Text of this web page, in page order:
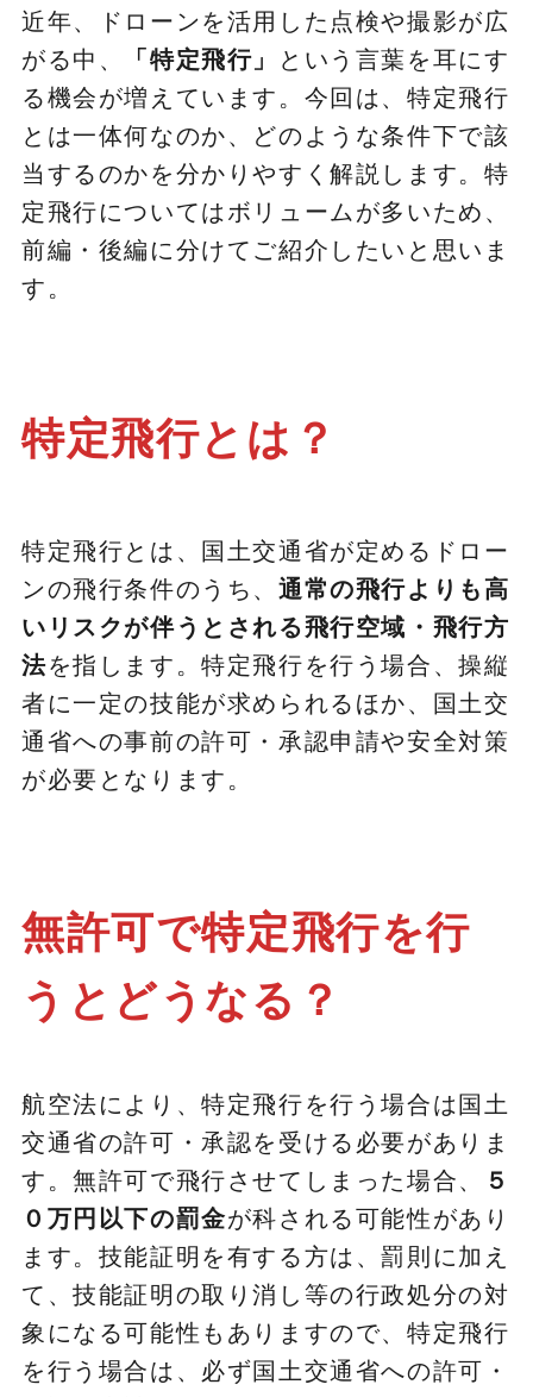
近年、ドローンを活用した点検や撮影が広
がる中、
「特定飛行」
という言葉を耳にす
る機会が増えています。今回は、特定飛行
とは一体何なのか、どのような条件下で該
当するのかを分かりやすく解説します。特
定飛行についてはボリュームが多いため、
前編・後編に分けてご紹介したいと思いま
す。
特定飛行とは？
特定飛行とは、国土交通省が定めるドロー
ンの飛行条件のうち、 通常の飛行よりも高
いリスクが伴うとされる飛行空域・飛行方
法を指します。特定飛行を行う場合、操縦
者に一定の技能が求められるほか、国土交
通省への事前の許可・承認申請や安全対策
が必要となります。
無許可で特定飛行を行
うとどうなる？
航空法により、特定飛行を行う場合は国土
交通省の許可・承認を受ける必要がありま
す。無許可で飛行させてしまった場合、
５
０万円以下の罰金が科される可能性があり
ます。技能証明を有する方は、罰則に加え
て、技能証明の取り消し等の行政処分の対
象になる可能性もありますので、特定飛行
を行う場合は、必ず国土交通省への許可・